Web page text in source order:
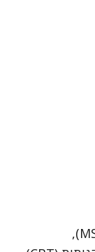
שמי ורוניקה, עובדת סוציאלית קלינית (MSW),